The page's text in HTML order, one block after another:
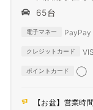
65台
電子マネー PayPay
クレジットカード
ポイントカード ◯
【お盆】営業時